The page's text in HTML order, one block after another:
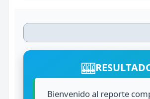
🎰
Bienvenido al reporte